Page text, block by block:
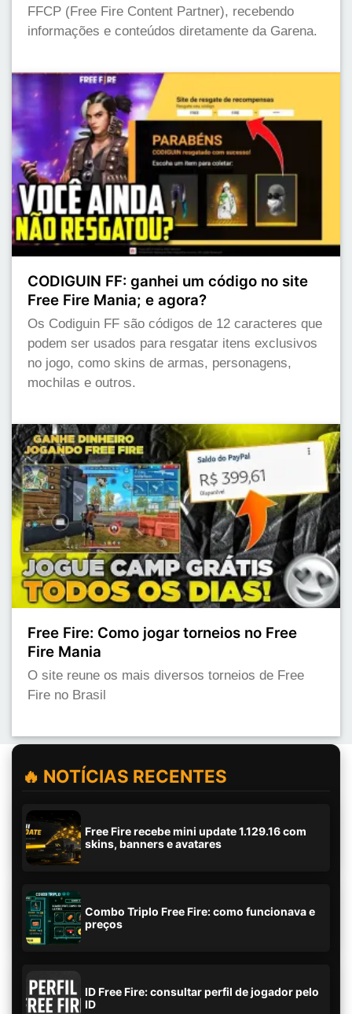
FFCP (Free Fire Content Partner), recebendo
informações e conteúdos diretamente da Garena.
CODIGUIN FF: ganhei um código no site
Free Fire Mania; e agora?
Os Codiguin FF são códigos de 12 caracteres que
podem ser usados para resgatar itens exclusivos
no jogo, como skins de armas, personagens,
mochilas e outros.
Free Fire: Como jogar torneios no Free
Fire Mania
O site reune os mais diversos torneios de Free
Fire no Brasil
🔥 NOTÍCIAS RECENTES
Free Fire recebe mini update 1.129.16 com
skins, banners e avatares
Combo Triplo Free Fire: como funcionava e
preços
ID Free Fire: consultar perfil de jogador pelo
ID